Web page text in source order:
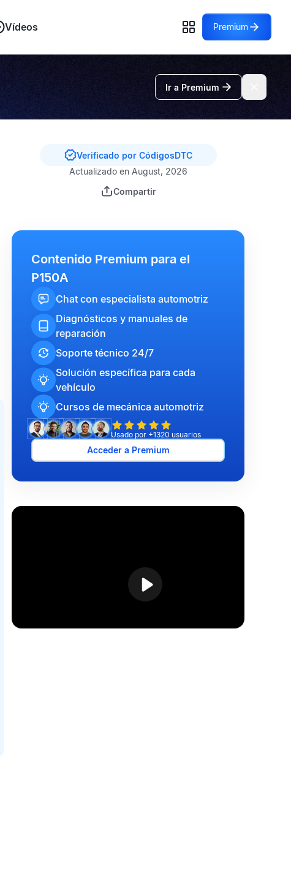
Vídeos Premium
Ir a Premium
Verificado por CódigosDTC
Actualizado en August, 2026
Compartir
Contenido Premium para el
P150A
Chat con especialista automotriz
Diagnósticos y manuales de
reparación
Soporte técnico 24/7
Solución específica para cada
vehículo
Cursos de mecánica automotriz
Usado por +1320 usuarios
Acceder a Premium